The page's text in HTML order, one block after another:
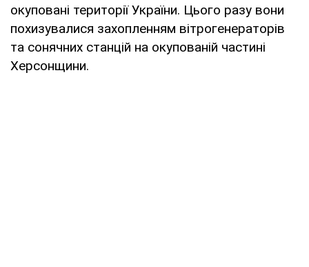
окуповані території України. Цього разу вони
похизувалися захопленням вітрогенераторів
та сонячних станцій на окупованій частині
Херсонщини.